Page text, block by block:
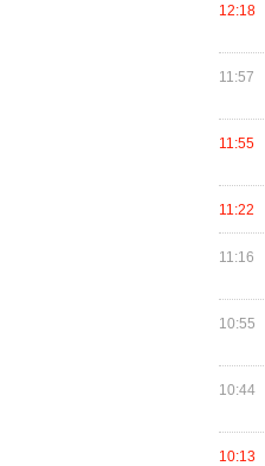
12:18
11:57
11:55
11:22
11:16
10:55
10:44
10:13